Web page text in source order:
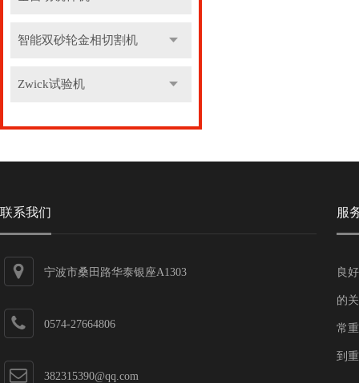
智能双砂轮金相切割机
Zwick试验机
联系我们
宁波市桑田路华泰银座A1303
0574-27664806
382315390@qq.com
服
良
的
常
到